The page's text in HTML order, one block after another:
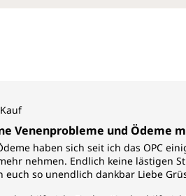
von 5 von 5 Sternen
Venenprobleme und Ödeme
haben sich seit ich das OPC
nehmen. Endlich keine lästigen
so unendlich dankbar Liebe